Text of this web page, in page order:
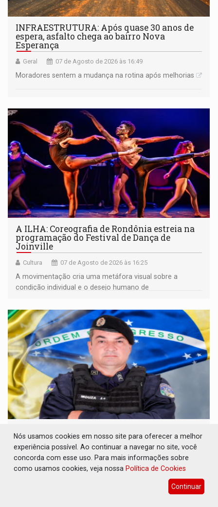
INFRAESTRUTURA: Após quase 30 anos de
espera, asfalto chega ao bairro Nova
Esperança
Geral 07 de Agosto de 2026 às 16:49
Moradores sentem a mudança na rotina após melhorias
A ILHA: Coreografia de Rondônia estreia na
programação do Festival de Dança de
Joinville
Cultura 07 de Agosto de 2026 às 16:25
A movimentação cria uma metáfora visual sobre a
condição individual e o desejo humano de
'erro de digitação' em declaração de
patrimônio de R$ 29 milhões
07 de Agosto de 2026 às 16:23
Ele brincou dizendo ser "uma pena" não ter o dinheiro
para emprestar, mas garantiu que sua caminhada eleitoral
Nós usamos cookies em nosso site para oferecer a melhor
experiência possível. Ao continuar a navegar no site, você
concorda com esse uso. Para mais informações sobre
como usamos cookies, veja nossa Política de Cookies
Continuar